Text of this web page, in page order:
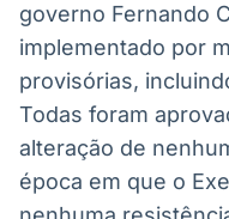
governo Fernando
implementado por
provisórias,
Todas foram
alteração de
época em que o